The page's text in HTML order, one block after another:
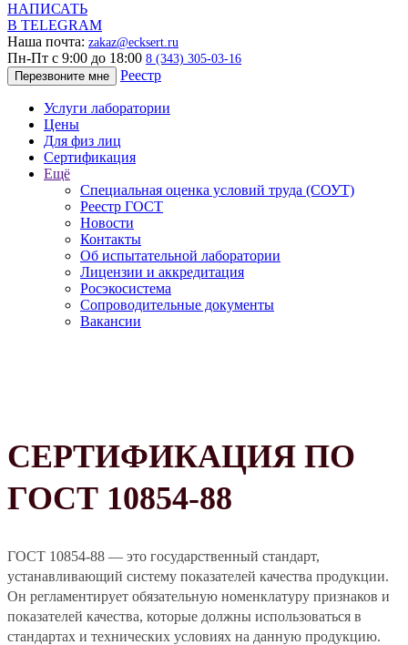
НАПИСАТЬ
В TELEGRAM
Наша почта: zakaz@ecksert.ru
Пн-Пт с 9:00 до 18:00 8 (343) 305-03-16
Перезвоните мне
Реестр
Услуги лаборатории
Цены
Для физ лиц
Сертификация
Ещё
Специальная оценка условий труда (СОУТ)
Реестр ГОСТ
Новости
Контакты
Об испытательной лаборатории
Лицензии и аккредитация
Росэкосистема
Сопроводительные документы
Вакансии
СЕРТИФИКАЦИЯ ПО
ГОСТ 10854-88
ГОСТ 10854-88 — это государственный стандарт,
устанавливающий систему показателей качества продукции.
Он регламентирует обязательную номенклатуру признаков и
показателей качества, которые должны использоваться в
стандартах и технических условиях на данную продукцию.